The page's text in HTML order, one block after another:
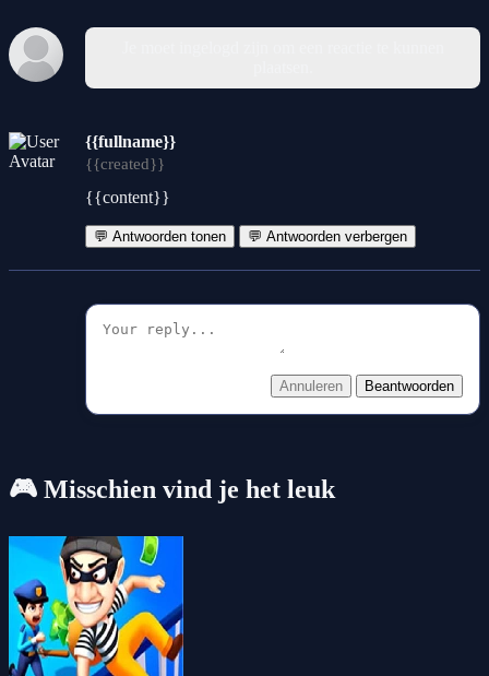
{{fullname}}
{{created}}
{{content}}
💬 Antwoorden tonen 💬 Antwoorden verbergen
Annuleren Beantwoorden
🎮 Misschien vind je het leuk